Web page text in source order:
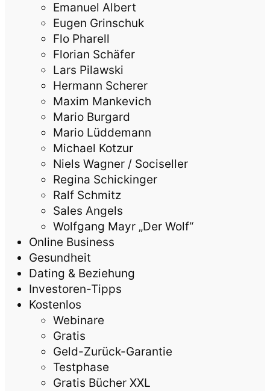
Emanuel Albert
Eugen Grinschuk
Flo Pharell
Florian Schäfer
Lars Pilawski
Hermann Scherer
Maxim Mankevich
Mario Burgard
Mario Lüddemann
Michael Kotzur
Niels Wagner / Sociseller
Regina Schickinger
Ralf Schmitz
Sales Angels
Wolfgang Mayr „Der Wolf“
Online Business
Gesundheit
Dating & Beziehung
Investoren-Tipps
Kostenlos
Webinare
Gratis
Geld-Zurück-Garantie
Testphase
Gratis Bücher XXL